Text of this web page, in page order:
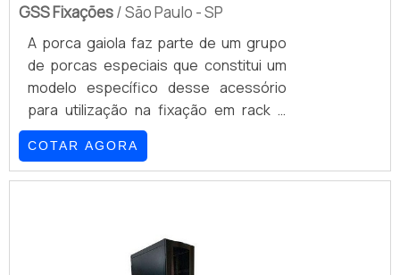
GSS Fixações/ São Paulo - SP
A porca gaiola faz parte de um grupo
de porcas especiais que constitui um
modelo específico desse acessório
para utilização na fixação em rack e
peças relacionadas, como
equipamentos de informática e
telecomunicação. Este acessório é de
métodos para fixação. Conheça as
principais aplicações desse produto
COTAR AGORA